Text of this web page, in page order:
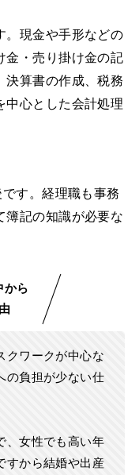
。現金や手形などの
金・売り掛け金の記
決算書の作成、税務
中心とした会計処理
す。経理職も事務
簿記の知識が必要な
から
クワークが中心な
の負担が少ない仕
、女性でも高い年
すから結婚や出産